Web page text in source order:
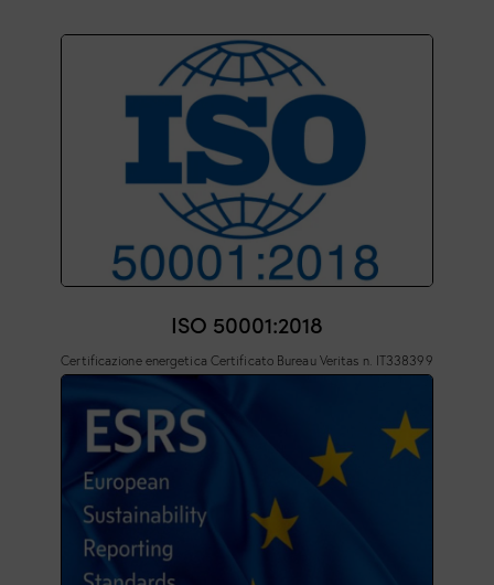
ISO 50001:2018
Certificazione energetica Certificato Bureau Veritas n. IT338399